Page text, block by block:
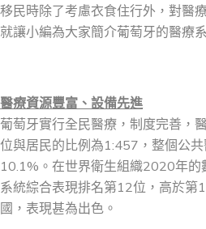
移民時除了考慮衣食住行外，對醫
就讓小編為大家簡介葡萄牙的醫療
醫療資源豐富、設備先進
葡萄牙實行全民醫療，制度完善，
位與居民的比例為1:457，整個公
10.1%。在世界衛生組織2020年的
系統綜合表現排名第12位，高於第
國，表現甚為出色。